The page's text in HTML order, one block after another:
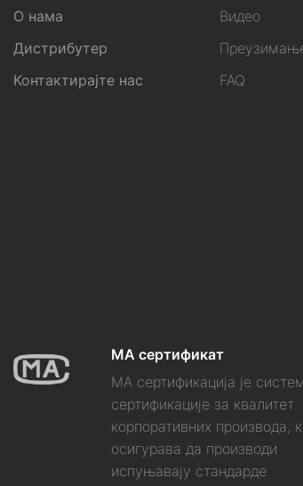
О нама
Дистрибутер
Контактирајте нас
Видео
FAQ
МА сертификат
МА сертификација је систем
сертификације за квалитет
корпоративних производа,
осигурава да производи
испуњавају стандарде